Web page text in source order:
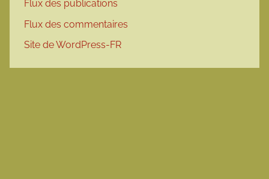
Flux des publications
Flux des commentaires
Site de WordPress-FR